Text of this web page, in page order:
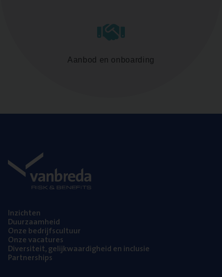
Aanbod en onboarding
Inzich­ten
Duur­zaam­heid
Onze bedrijfs­cul­tuur
Onze vaca­tu­res
Diver­si­teit, gelijk­waar­dig­heid en inclusie
Part­ner­ships